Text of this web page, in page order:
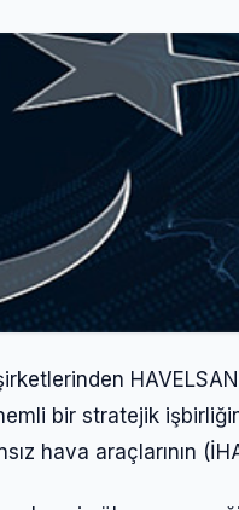
bir stratejik
hava araçlarının